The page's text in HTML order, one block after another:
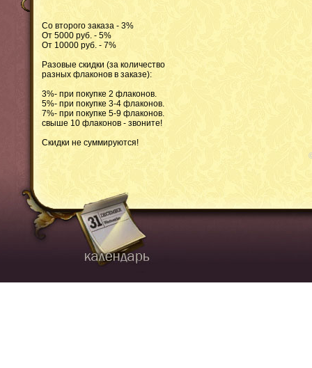
Со второго заказа - 3%
От 5000 руб. - 5%
От 10000 руб. - 7%
Разовые скидки (за количество
разных флаконов в заказе):
3%- при покупке 2 флаконов.
5%- при покупке 3-4 флаконов.
7%- при покупке 5-9 флаконов.
свыше 10 флаконов - звоните!
Скидки не суммируются!